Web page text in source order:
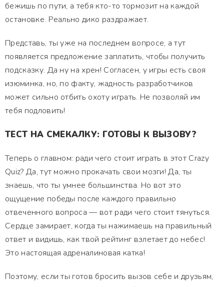
бежишь по пути, а тебя кто-то тормозит на каждой
остановке. Реально дико раздражает.
Представь, ты уже на последнем вопросе, а тут
появляется предложение заплатить, чтобы получить
подсказку. Да ну на хрен! Согласен, у игры есть своя
изюминка, но, по факту, жадность разработчиков
может сильно отбить охоту играть. Не позволяй им
тебя подловить!
ТЕСТ НА СМЕКАЛКУ: ГОТОВЫ К ВЫЗОВУ?
Теперь о главном: ради чего стоит играть в этот Crazy
Quiz? Да, тут можно прокачать свои мозги! Да, ты
знаешь, что ты умнее большинства. Но вот это
ощущение победы после каждого правильно
отвеченного вопроса — вот ради чего стоит тянуться.
Сердце замирает, когда ты нажимаешь на правильный
ответ и видишь, как твой рейтинг взлетает до небес!
Это настоящая адреналиновая катка!
Поэтому, если ты готов бросить вызов себе и друзьям,